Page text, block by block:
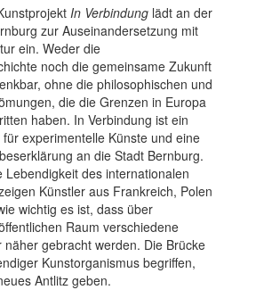
In Verbindung lädt an der
zur Auseinandersetzung mit
ein. Weder die
noch die gemeinsame Zukunft
ohne die philosophischen und
die die Grenzen in Europa
haben. In Verbindung ist ein
experimentelle Künste und eine
an die Stadt Bernburg.
Lebendigkeit des internationalen
Künstler aus Frankreich, Polen
wichtig es ist, dass über
Raum verschiedene
näher gebracht werden. Die Brücke
Kunstorganismus begriffen,
Antlitz geben.